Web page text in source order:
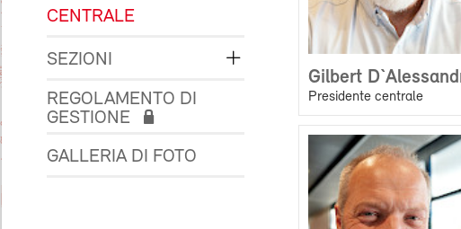
CENTRALE
SEZIONI
REGOLAMENTO DI
GESTIONE
GALLERIA DI FOTO
Gilbert
Presidente centrale